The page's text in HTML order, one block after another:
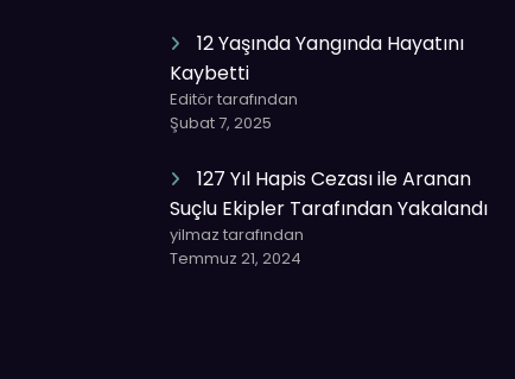
12 Yaşında Yangında Hayatını
Kaybetti
Editör tarafından
Şubat 7, 2025
127 Yıl Hapis Cezası ile Aranan
Suçlu Ekipler Tarafından Yakalandı
yilmaz tarafından
Temmuz 21, 2024